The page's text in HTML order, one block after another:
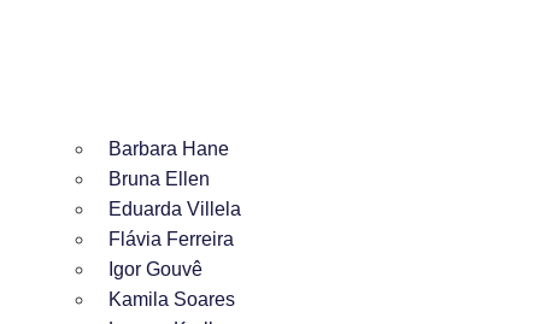
Barbara Hane
Bruna Ellen
Eduarda Villela
Flávia Ferreira
Igor Gouvê
Kamila Soares